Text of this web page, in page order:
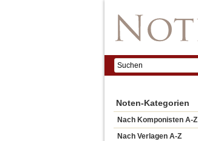
Noten-Kategorien
Nach Komponisten A-Z
Nach Verlagen A-Z